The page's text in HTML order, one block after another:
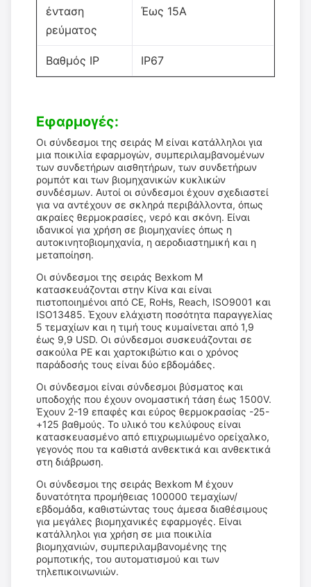
ένταση
ρεύματος
Έως 15A
Βαθμός IP IP67
Εφαρμογές:
Οι σύνδεσμοι της σειράς M είναι κατάλληλοι για
μια ποικιλία εφαρμογών, συμπεριλαμβανομένων
των συνδετήρων αισθητήρων, των συνδετήρων
ρομπότ και των βιομηχανικών κυκλικών
συνδέσμων. Αυτοί οι σύνδεσμοι έχουν σχεδιαστεί
για να αντέχουν σε σκληρά περιβάλλοντα, όπως
ακραίες θερμοκρασίες, νερό και σκόνη. Είναι
ιδανικοί για χρήση σε βιομηχανίες όπως η
αυτοκινητοβιομηχανία, η αεροδιαστημική και η
μεταποίηση.
Οι σύνδεσμοι της σειράς Bexkom M
κατασκευάζονται στην Κίνα και είναι
πιστοποιημένοι από CE, RoHs, Reach, ISO9001 και
ISO13485. Έχουν ελάχιστη ποσότητα παραγγελίας
5 τεμαχίων και η τιμή τους κυμαίνεται από 1,9
έως 9,9 USD. Οι σύνδεσμοι συσκευάζονται σε
σακούλα PE και χαρτοκιβώτιο και ο χρόνος
παράδοσής τους είναι δύο εβδομάδες.
Οι σύνδεσμοι είναι σύνδεσμοι βύσματος και
υποδοχής που έχουν ονομαστική τάση έως 1500V.
Έχουν 2-19 επαφές και εύρος θερμοκρασίας -25-
+125 βαθμούς. Το υλικό του κελύφους είναι
κατασκευασμένο από επιχρωμιωμένο ορείχαλκο,
γεγονός που τα καθιστά ανθεκτικά και ανθεκτικά
στη διάβρωση.
Οι σύνδεσμοι της σειράς Bexkom M έχουν
δυνατότητα προμήθειας 100000 τεμαχίων/
εβδομάδα, καθιστώντας τους άμεσα διαθέσιμους
για μεγάλες βιομηχανικές εφαρμογές. Είναι
κατάλληλοι για χρήση σε μια ποικιλία
βιομηχανιών, συμπεριλαμβανομένης της
ρομποτικής, του αυτοματισμού και των
τηλεπικοινωνιών.